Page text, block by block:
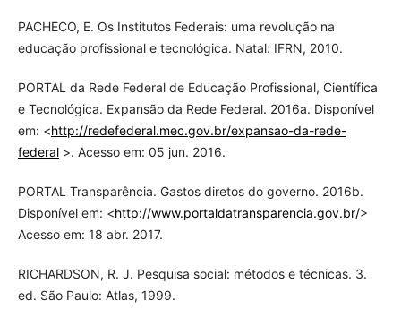
PACHECO, E. Os Institutos Federais: uma revolução na
educação profissional e tecnológica. Natal: IFRN, 2010.
PORTAL da Rede Federal de Educação Profissional, Científica
e Tecnológica. Expansão da Rede Federal. 2016a. Disponível
em: <http://redefederal.mec.gov.br/expansao-da-rede-
federal>. Acesso em: 05 jun. 2016.
PORTAL Transparência. Gastos diretos do governo. 2016b.
Disponível em: <http://www.portaldatransparencia.gov.br/>
Acesso em: 18 abr. 2017.
RICHARDSON, R. J. Pesquisa social: métodos e técnicas. 3.
ed. São Paulo: Atlas, 1999.